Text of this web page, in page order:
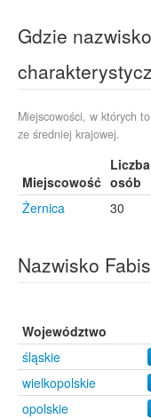
Aleksandrów
Tursko
Kędzierzyn-Koźle
Siekierczyna
Władysławowo
Krzyków
Pawłowice
Bielawa
Chróścice
Walidrogi
Augustów
Dobrzyca
Gołuchów
Płock
Gdzie
Miejscowości, w których
ze średniej krajowej.
Miejscowość
Liczba
osób
Żernica
30
Nazwisko
Województwo
śląskie
wielkopolskie
opolskie